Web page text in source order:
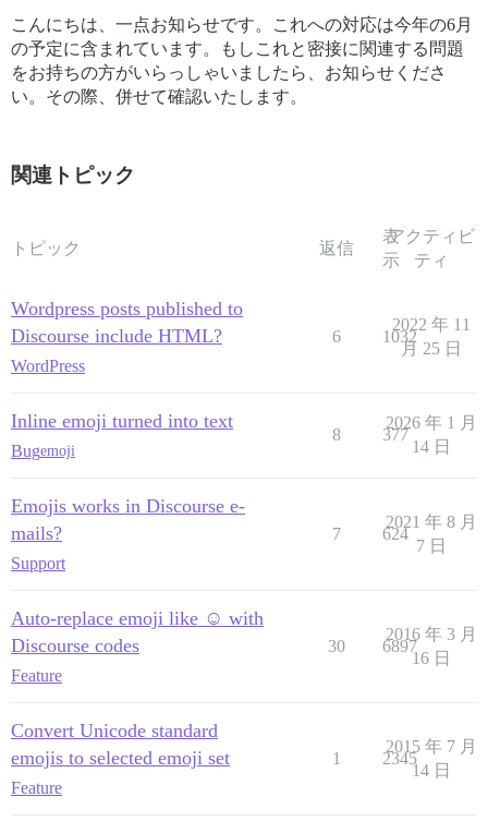
こんにちは、一点お知らせです。これへの対応は今年の6月
の予定に含まれています。もしこれと密接に関連する問題
をお持ちの方がいらっしゃいましたら、お知らせくださ
い。その際、併せて確認いたします。
関連トピック
トピック 返信
表
示
アクティビ
ティ
Wordpress posts published to
Discourse include HTML?
WordPress
6 1032
2022 年 11
月 25 日
Inline emoji turned into text
Bugemoji
8 377
2026 年 1 月
14 日
Emojis works in Discourse e-
mails?
Support
7 624
2021 年 8 月
7 日
Auto-replace emoji like ☺ with
Discourse codes
Feature
30 6897
2016 年 3 月
16 日
Convert Unicode standard
emojis to selected emoji set
Feature
1 2345
2015 年 7 月
14 日